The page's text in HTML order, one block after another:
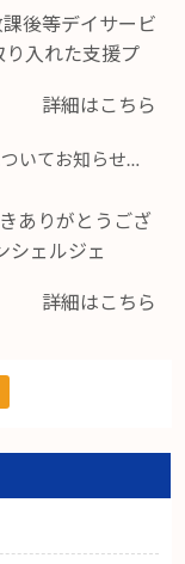
後等デイサービ
り入れた支援プ
詳細はこちら
らせ【放デイ】
ありがとうござ
シェルジェ
詳細はこちら